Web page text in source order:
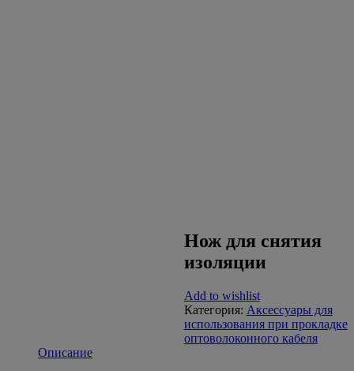
Нож для снятия
изоляции
Add to wishlist
Категория: Аксессуары для
использования при прокладке
оптоволоконного кабеля
Описание